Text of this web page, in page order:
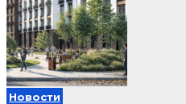
Новости